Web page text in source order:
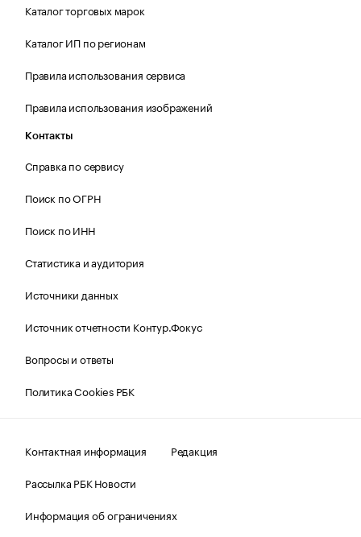
Каталог торговых марок
Каталог ИП по регионам
Правила использования сервиса
Правила использования изображений
Контакты
Справка по сервису
Поиск по ОГРН
Поиск по ИНН
Статистика и аудитория
Источники данных
Источник отчетности Контур.Фокус
Вопросы и ответы
Политика Cookies РБК
Контактная информация
Редакция
Рассылка РБК Новости
Информация об ограничениях